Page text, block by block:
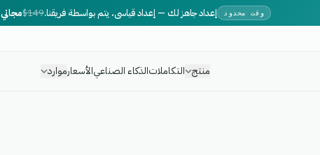
وقت محدود إعداد جاهز لك — إعداد قياسي، يتم بواسطة فريقنا.$149مجاني
منتج التكاملاتالذكاء الصناعيالأسعارموارد